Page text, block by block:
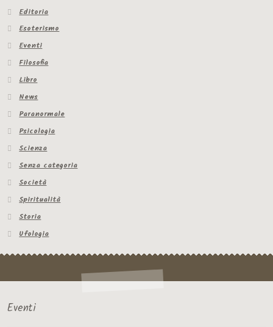
Editoria
Esoterismo
Eventi
Filosofia
Libro
News
Paranormale
Psicologia
Scienza
Senza categoria
Società
Spiritualità
Storia
Ufologia
Eventi